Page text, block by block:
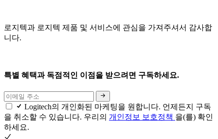
로지텍과 로지텍 제품 및 서비스에 관심을 가져주셔서 감사합
니다.
특별 혜택과 독점적인 이점을 받으려면 구독하세요.
Logitech의 개인화된 마케팅을 원합니다. 언제든지 구독
을 취소할 수 있습니다. 우리의 개인정보 보호정책 을(를) 확인
하세요.